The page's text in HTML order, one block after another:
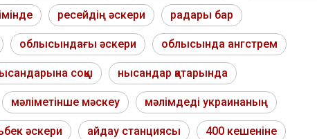
ресейдің әскери радары бар
облысындағы әскери облысында ангстрем
соққы нысандар қатарында
мәліметінше мәскеу мәлімдеді украинаның
әскери айдау станциясы 400 кешеніне